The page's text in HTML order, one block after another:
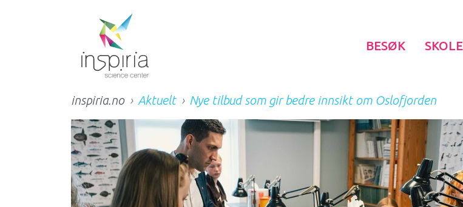
BESØK SKOLE
inspiria.no Aktuelt Nye tilbud som gir bedre innsikt om Oslofjorden